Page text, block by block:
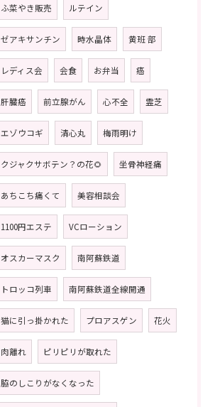
ふ菜やき販売 ルテイン
ゼアキサンチン 時水晶体 黄班 部
レディス会 会食 お弁当 癌
肝臓癌 前立腺がん 心不全 霊芝
エゾウコギ 清心丸 梅雨明け
クジャクサボテン？の花🌻 坐骨神経痛
あちこち痛くて 美容相談会
1100円エステ VCローション
オスカーマスク 南阿蘇鉄道
トロッコ列車 南阿蘇鉄道全線開通
猫に引っ掛かれた プロアスゲン 花火
肉離れ ピリピリが取れた
脇のしこりがなくなった